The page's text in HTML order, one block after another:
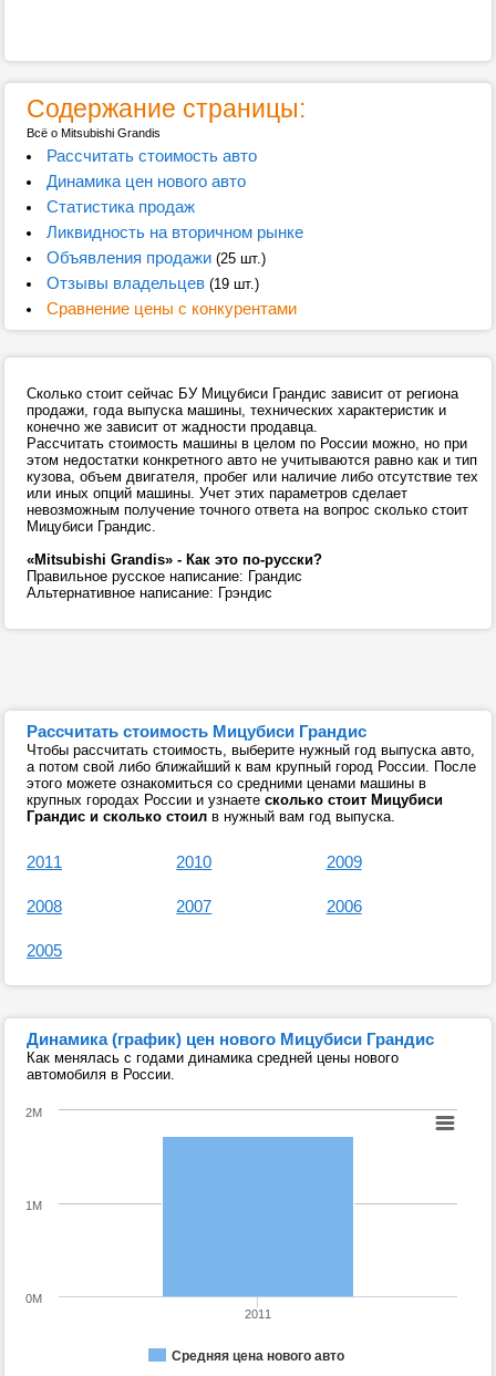
Содержание страницы:
Всё о Mitsubishi Grandis
Рассчитать стоимость авто
Динамика цен нового авто
Статистика продаж
Ликвидность на вторичном рынке
Объявления продажи(25 шт.)
Отзывы владельцев(19 шт.)
Сравнение цены с конкурентами
Сколько стоит сейчас БУ Мицубиси Грандис зависит от региона
продажи, года выпуска машины, технических характеристик и
конечно же зависит от жадности продавца.
Рассчитать стоимость машины в целом по России можно, но при
этом недостатки конкретного авто не учитываются равно как и тип
кузова, объем двигателя, пробег или наличие либо отсутствие тех
или иных опций машины. Учет этих параметров сделает
невозможным получение точного ответа на вопрос сколько стоит
Мицубиси Грандис.
«Mitsubishi Grandis» - Как это по-русски?
Правильное русское написание: Грандис
Альтернативное написание: Грэндис
Рассчитать стоимость Мицубиси Грандис
Чтобы рассчитать стоимость, выберите нужный год выпуска авто,
а потом свой либо ближайший к вам крупный город России. После
этого можете ознакомиться со средними ценами машины в
крупных городах России и узнаете сколько стоит Мицубиси
Грандис и сколько стоил в нужный вам год выпуска.
2011 2010 2009
2008 2007 2006
2005
Динамика (график) цен нового Мицубиси Грандис
Как менялась с годами динамика средней цены нового
автомобиля в России.
Средняя цена нового авто
2011
0M
1M
2M